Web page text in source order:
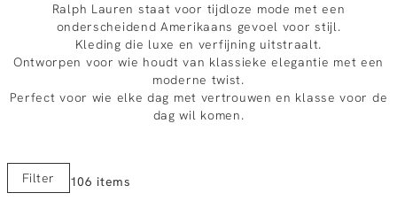
Ralph Lauren staat voor tijdloze mode met een
onderscheidend Amerikaans gevoel voor stijl.
Kleding die luxe en verfijning uitstraalt.
Ontworpen voor wie houdt van klassieke elegantie met een
moderne twist.
Perfect voor wie elke dag met vertrouwen en klasse voor de
dag wil komen.
Filter 106 items